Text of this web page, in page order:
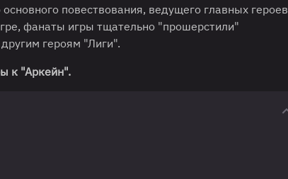
повествования, ведущего главных героев
фанаты игры тщательно "прошерстили"
героям "Лиги".
к "Аркейн".